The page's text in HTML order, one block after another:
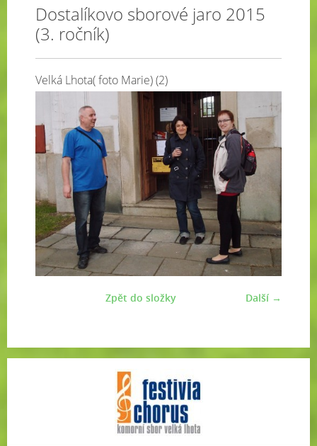
Dostalíkovo sborové jaro 2015
(3. ročník)
Velká Lhota( foto Marie) (2)
Další →
Zpět do složky